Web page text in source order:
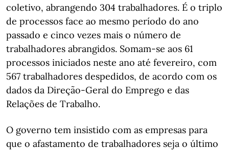
coletivo, abrangendo 304 trabalhadores. É o triplo
de processos face ao mesmo período do ano
passado e cinco vezes mais o número de
trabalhadores abrangidos. Somam-se aos 61
processos iniciados neste ano até fevereiro, com
567 trabalhadores despedidos, de acordo com os
dados da Direção-Geral do Emprego e das
Relações de Trabalho.
O governo tem insistido com as empresas para
que o afastamento de trabalhadores seja o último